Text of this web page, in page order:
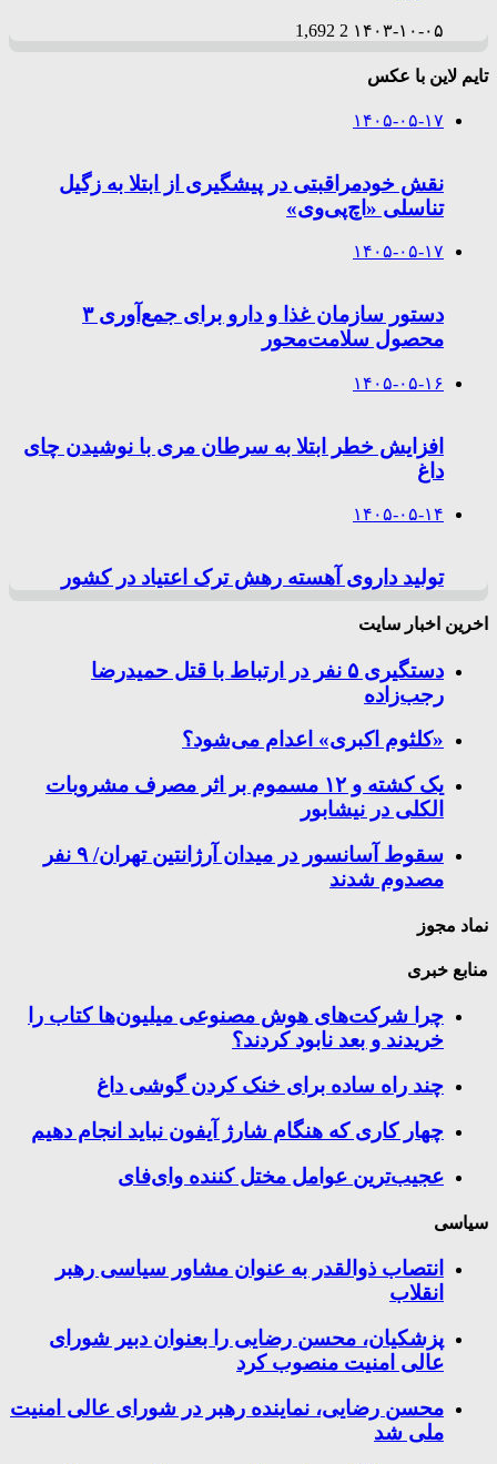
۱۴۰۳-۱۰-۰۵ 2
1,692
تایم لاین با عکس
۱۴۰۵-۰۵-۱۷
نقش خودمراقبتی در پیشگیری از ابتلا به زگیل
تناسلی «اچ‌پی‌وی»
۱۴۰۵-۰۵-۱۷
دستور سازمان غذا و دارو برای جمع‌آوری ۳
محصول سلامت‌محور
۱۴۰۵-۰۵-۱۶
افزایش خطر ابتلا به سرطان مری با نوشیدن چای
داغ
۱۴۰۵-۰۵-۱۴
تولید داروی آهسته رهش ترک اعتیاد در کشور
اخرین اخبار سایت
دستگیری ۵ نفر در ارتباط با قتل حمیدرضا
رجب‌زاده
«کلثوم اکبری» اعدام می‌شود؟
یک کشته و ۱۲ مسموم بر اثر مصرف مشروبات
الکلی در نیشابور
سقوط آسانسور در میدان آرژانتین تهران/ ۹ نفر
مصدوم شدند
نماد مجوز
منابع خبری
چرا شرکت‌های هوش مصنوعی میلیون‌ها کتاب را
خریدند و بعد نابود کردند؟
چند راه‌ ساده برای خنک کردن گوشی داغ
چهار کاری که هنگام شارژ آیفون نباید انجام دهیم
عجیب‌ترین عوامل مختل کننده وای‌فای
سیاسی
انتصاب ذوالقدر به عنوان مشاور سیاسی رهبر
انقلاب
پزشکیان، محسن رضایی را بعنوان دبیر شورای
عالی امنیت منصوب کرد
محسن رضایی، نماینده رهبر در شورای عالی امنیت
ملی شد